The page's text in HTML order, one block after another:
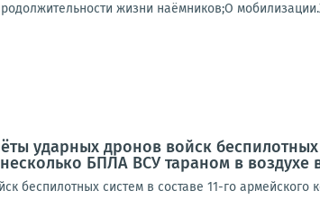
жизни наёмников;О
ударных дронов войск
БПЛА ВСУ тараном в воздухе
беспилотных систем в составе 11-го